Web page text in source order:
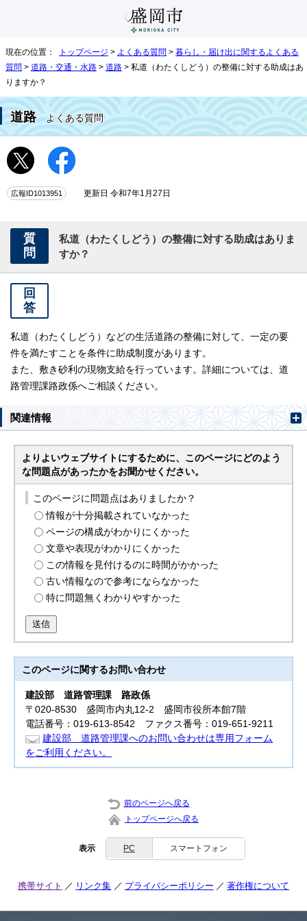
現在の位置： トップページ > よくある質問 > 暮らし・届け出に関するよくある
質問 > 道路・交通・水路 > 道路 > 私道（わたくしどう）の整備に対する助成はあ
りますか？
道路よくある質問
広報ID1013951 更新日 令和7年1月27日
質
問
私道（わたくしどう）の整備に対する助成はありま
すか？
回
答
私道（わたくしどう）などの生活道路の整備に対して、一定の要
件を満たすことを条件に助成制度があります。
また、敷き砂利の現物支給を行っています。詳細については、道
路管理課路政係へご相談ください。
関連情報
よりよいウェブサイトにするために、このページにどのよう
な問題点があったかをお聞かせください。
このページに問題点はありましたか？
情報が十分掲載されていなかった
ページの構成がわかりにくかった
文章や表現がわかりにくかった
この情報を見付けるのに時間がかかった
古い情報なので参考にならなかった
特に問題無くわかりやすかった
送信
このページに関するお問い合わせ
建設部道路管理課 路政係
〒020-8530 盛岡市内丸12-2 盛岡市役所本館7階
電話番号：019-613-8542 ファクス番号：019-651-9211
建設部 道路管理課へのお問い合わせは専用フォーム
をご利用ください。
前のページへ戻る
トップページへ戻る
表示 PC スマートフォン
携帯サイト リンク集 プライバシーポリシー 著作権について